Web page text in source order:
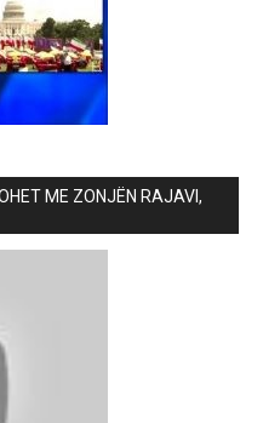
ME ZONJËN RAJAVI,